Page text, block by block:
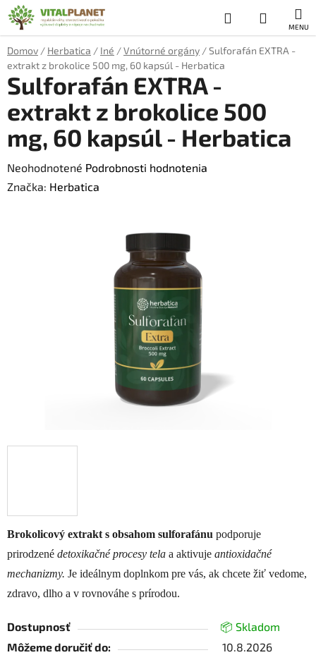
Prejsť
na
obsah
Hľadať
KOŠÍK
Domov / Herbatica / Iné /Vnútorné orgány /Sulforafán EXTRA -
extrakt z brokolice 500 mg, 60 kapsúl - Herbatica
Brokolicový extrakt s obsahom sulforafánu podporuje
prirodzené detoxikačné procesy tela a aktivuje antioxidačné
mechanizmy. Je ideálnym doplnkom pre vás, ak chcete žiť vedome,
zdravo, dlho a v rovnováhe s prírodou.
Dostupnosť
📦 Skladom
Môžeme doručiť do:
10.8.2026
Sulforafán EXTRA -
extrakt z brokolice 500
mg, 60 kapsúl - Herbatica
Priemerné
hodnotenie
Neohodnotené Podrobnosti hodnotenia
Značka: Herbatica